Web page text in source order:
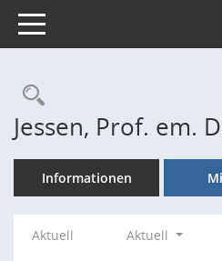
Toggle navigation
Rechercheauswahl
Jessen, Prof. em.
Informationen
Aktuell
Aktuell